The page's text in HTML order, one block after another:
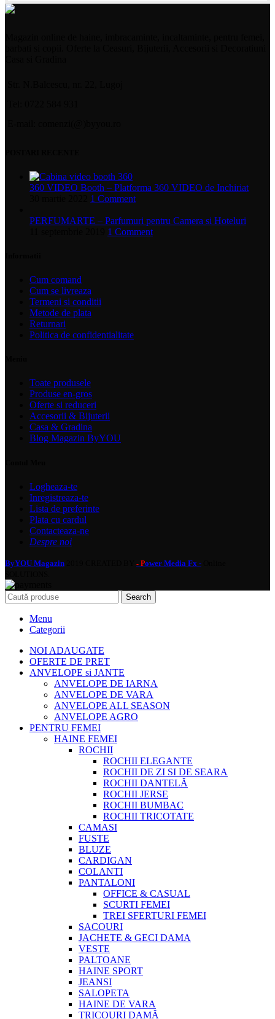
360 VIDEO Booth – Platforma 360 VIDEO de Inchiriat
1 Comment
PERFUMARTE – Parfumuri pentru Camera si Hoteluri
1 Comment
Cum comand
Cum se livreaza
Termeni si conditii
Metode de plata
Returnari
Politica de confidentialitate
Toate produsele
Produse en-gros
Oferte si reduceri
Accesorii & Bijuterii
Casa & Gradina
Blog Magazin ByYOU
Logheaza-te
Inregistreaza-te
Lista de preferinte
Plata cu cardul
Contacteaza-ne
Despre noi
ByYOU Magazin - Power Media Fx -
Search
Menu
Categorii
NOI ADAUGATE
OFERTE DE PRET
ANVELOPE si JANTE
ANVELOPE DE IARNA
ANVELOPE DE VARA
ANVELOPE ALL SEASON
ANVELOPE AGRO
PENTRU FEMEI
HAINE FEMEI
ROCHII
ROCHII ELEGANTE
ROCHII DE ZI SI DE SEARA
ROCHII DANTELĂ
ROCHII JERSE
ROCHII BUMBAC
ROCHII TRICOTATE
CAMASI
FUSTE
BLUZE
CARDIGAN
COLANTI
PANTALONI
OFFICE & CASUAL
SCURTI FEMEI
TREI SFERTURI FEMEI
SACOURI
JACHETE & GECI DAMA
VESTE
PALTOANE
HAINE SPORT
JEANSI
SALOPETA
HAINE DE VARA
TRICOURI DAMĂ